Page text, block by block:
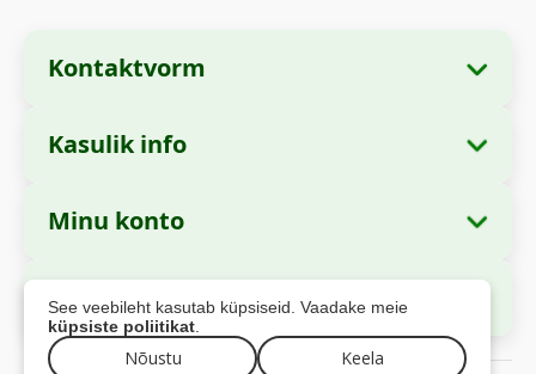
See veebileht kasutab küpsiseid. Vaadake meie
küpsiste poliitikat
Nõustu Keela
Kontaktvorm
Ettevõtte nimi:
SRL
Asukoht:Strada Cuza Vodă nr. 97, Sector 4,
București, 040283, România
44237077
Kasulik info
Makseviisid
Saatmise info
Tagastuspoliitika
Minu konto
Minu tellimused
Isikuandmed
Aadressid
Turvaline maksmine